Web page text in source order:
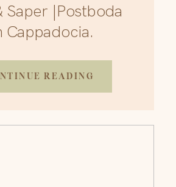
Saper |Postboda
Cappadocia.
READING